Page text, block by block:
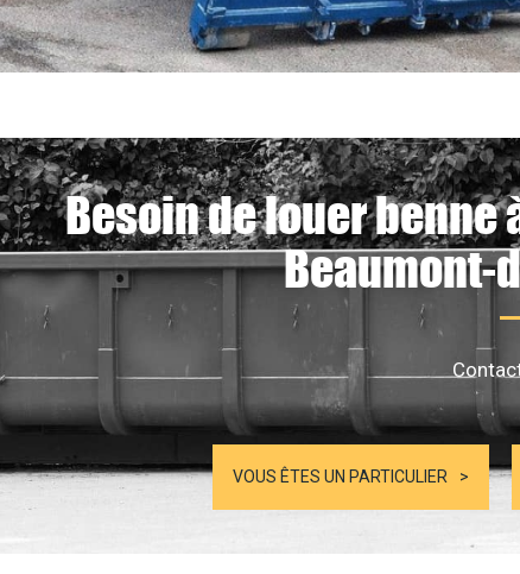
Besoin de louer benne
Beaumont-
VOUS ÊTES UN PARTICULIER